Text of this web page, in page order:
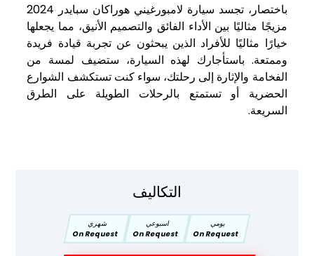
باختصار، تجسد سيارة لامبورغيني هوراكان سبايدر 2024
مزيجًا مثاليًا بين الأداء الفائق والتصميم الأنيق، مما يجعلها
خيارًا مثاليًا للأفراد الذين يبحثون عن تجربة قيادة فريدة
وممتعة. باستأجارك لهذه السيارة، ستضيف لمسة من
الفخامة والإثارة إلى رحلتك، سواء كنت تستكشف الشوارع
الحضرية أو تستمتع بالرحلات الطويلة على الطرق
السريعة.
التكاليف
يومي
On Request
اسبوعي
On Request
شهري
On Request